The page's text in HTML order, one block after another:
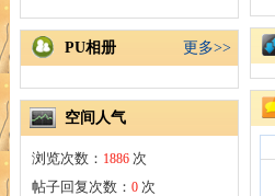
PU相册 更多>>
空间人气
浏览次数： 1886 次
帖子回复次数： 0 次